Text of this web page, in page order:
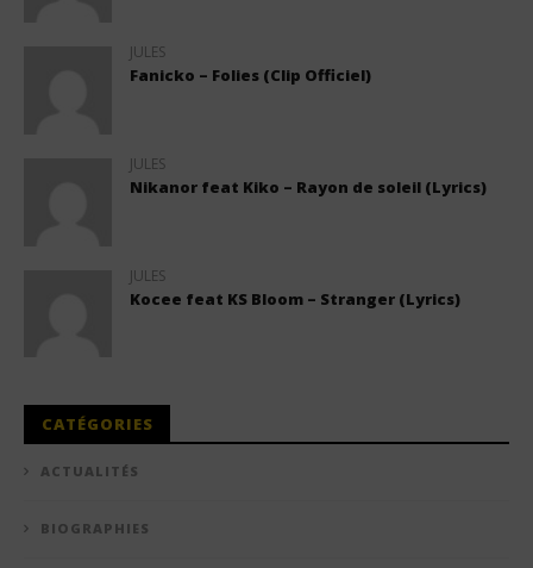
JULES
Fanicko – Folies (Clip Officiel)
JULES
Nikanor feat Kiko – Rayon de soleil (Lyrics)
JULES
Kocee feat KS Bloom – Stranger (Lyrics)
CATÉGORIES
ACTUALITÉS
BIOGRAPHIES